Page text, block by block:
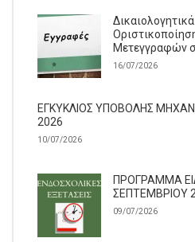
Μετεγγραφών
16/07/2026
ΕΓΚΥΚΛΙΟΣ ΥΠΟΒΟΛΗΣ
2026
10/07/2026
ΠΡΟΓΡΑΜΜΑ
ΣΕΠΤΕΜΒΡΙΟΥ
09/07/2026